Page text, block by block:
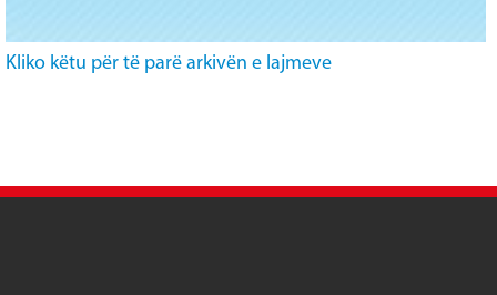
Kliko këtu për të parë arkivën e lajmeve